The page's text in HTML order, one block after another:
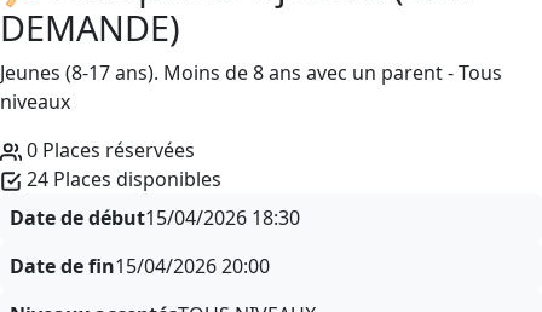
DEMANDE)
Jeunes (8-17 ans). Moins de 8 ans avec un parent - Tous
niveaux
0 Places réservées
24 Places disponibles
Date de début15/04/2026 18:30
Date de fin15/04/202620:00